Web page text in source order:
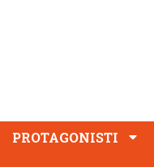
PROTAGONISTI